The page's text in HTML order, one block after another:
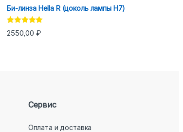
Би-линза Hella R (цоколь лампы H7)
Оценка5.00
из 5
2550,00 ₽
Сервис
Оплата и доставка